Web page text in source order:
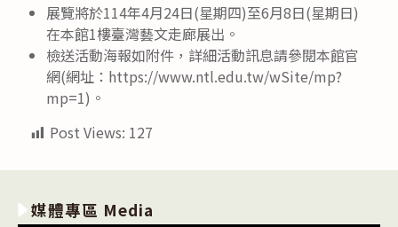
展覽將於114年4月24日(星期四)至6月8日(星期日)
在本館1樓臺灣藝文走廊展出。
檢送活動海報如附件，詳細活動訊息請參閱本館官
網(網址：https://www.ntl.edu.tw/wSite/mp?
mp=1)。
Post Views: 127
媒體專區 Media